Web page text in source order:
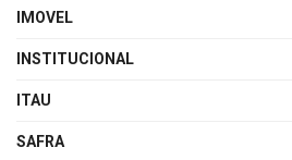
IMOVEL
INSTITUCIONAL
ITAU
SAFRA